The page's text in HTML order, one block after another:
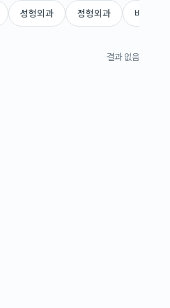
성형외과 정형외과 비뇨의학
결과 없음